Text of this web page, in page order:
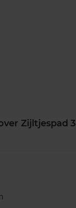
Zijltjespad 3